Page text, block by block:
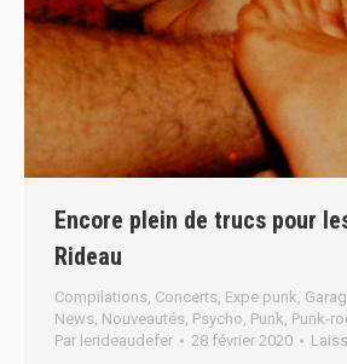
Encore plein de trucs pour
Rideau
Compilations Concerts Expe punk
News Nouveautés Psycho Punk Punk-
Par lerideaudefer 28 février 2020